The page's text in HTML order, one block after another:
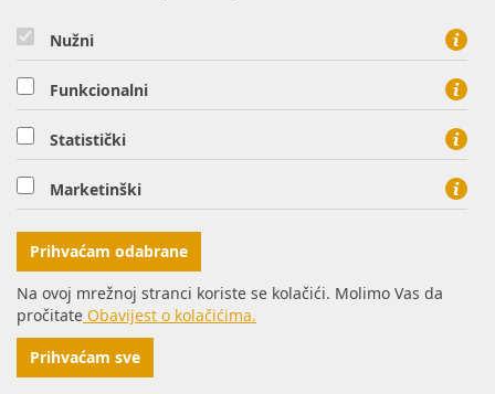
03.07.2024. - 04.07.2024. - Planirani radovi na plinskoj
mreži - Sirač
04.07.2024. Neplanirani radovi na plinskoj mreži -
Prekopakra
Nužni
Funkcionalni
Statistički
Marketinški
Prihvaćam odabrane
Na ovoj mrežnoj stranci koriste se kolačići. Molimo Vas da
pročitate Obavijest o kolačićima.
Prihvaćam sve